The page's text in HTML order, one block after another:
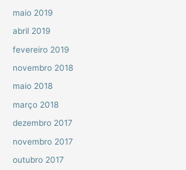
maio 2019
abril 2019
fevereiro 2019
novembro 2018
maio 2018
março 2018
dezembro 2017
novembro 2017
outubro 2017